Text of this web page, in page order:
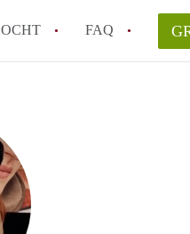
FAQ
AppartementRotterdam!
om te reageren op een
van